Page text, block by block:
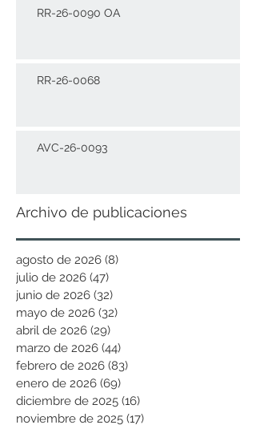
RR-26-0090 OA
RR-26-0068
AVC-26-0093
Archivo de publicaciones
agosto de 2026 (8)
julio de 2026 (47)
junio de 2026 (32)
mayo de 2026 (32)
abril de 2026 (29)
marzo de 2026 (44)
febrero de 2026 (83)
enero de 2026 (69)
diciembre de 2025 (16)
noviembre de 2025 (17)